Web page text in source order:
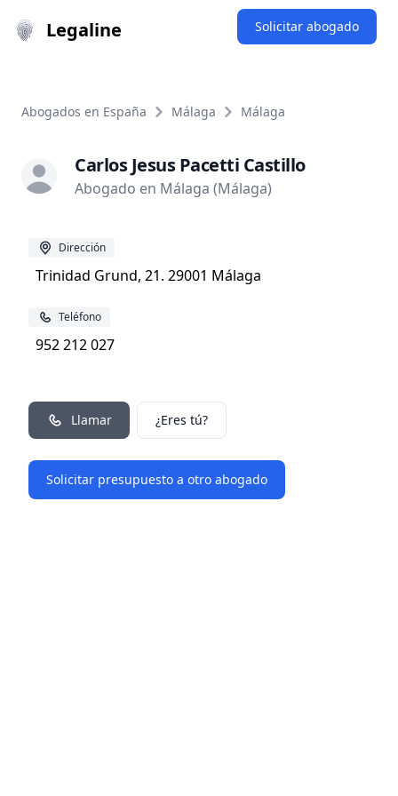
Legaline Solicitar abogado
Abogados en España Málaga Málaga
Carlos Jesus Pacetti Castillo
Abogado en Málaga (Málaga)
Dirección
Trinidad Grund, 21. 29001 Málaga
Teléfono
952 212 027
Llamar ¿Eres tú?
Solicitar presupuesto a otro abogado